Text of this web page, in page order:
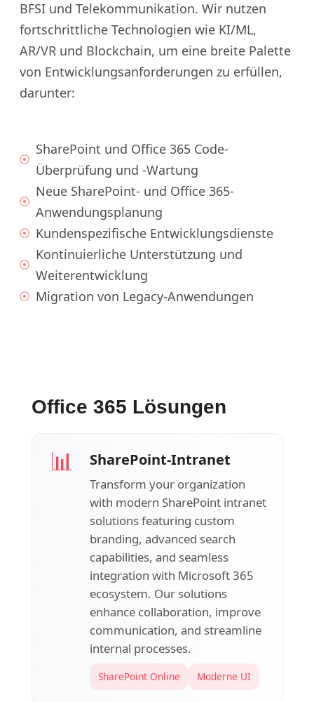
BFSI und Telekommunikation. Wir nutzen
fortschrittliche Technologien wie KI/ML,
AR/VR und Blockchain, um eine breite Palette
von Entwicklungsanforderungen zu erfüllen,
darunter:
SharePoint und Office 365 Code-
Überprüfung und -Wartung
Neue SharePoint- und Office 365-
Anwendungsplanung
Kundenspezifische Entwicklungsdienste
Kontinuierliche Unterstützung und
Weiterentwicklung
Migration von Legacy-Anwendungen
Office 365 Lösungen
📊 SharePoint-Intranet
Transform your organization
with modern SharePoint intranet
solutions featuring custom
branding, advanced search
capabilities, and seamless
integration with Microsoft 365
ecosystem. Our solutions
enhance collaboration, improve
communication, and streamline
internal processes.
SharePoint Online Moderne UI